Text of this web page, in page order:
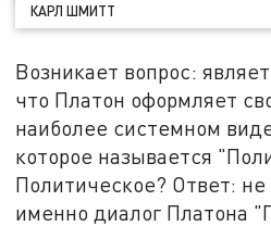
КАРЛ ШМИТТ
Возникает вопрос:
что Платон оформляет
наиболее системном
которое называется
Политическое? Ответ:
именно диалог Платона